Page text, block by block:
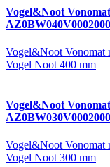
Vogel&Noot
Vogel&Noot Vonomat
Vogel Noot 400 mm
Vogel&Noot
Vogel&Noot Vonomat
Vogel Noot 300 mm